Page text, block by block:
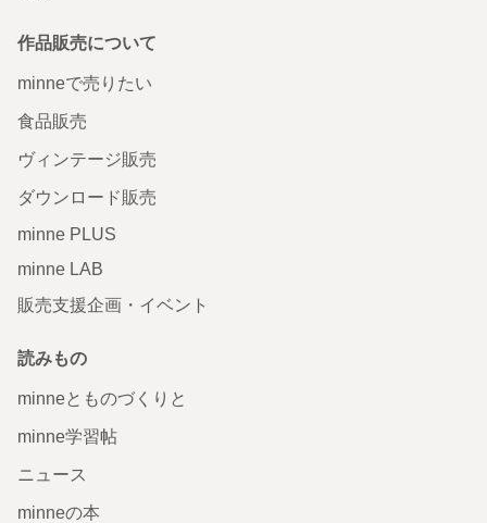
作品販売について
minneで売りたい
食品販売
ヴィンテージ販売
ダウンロード販売
minne PLUS
minne LAB
販売支援企画・イベント
読みもの
minneとものづくりと
minne学習帖
ニュース
minneの本